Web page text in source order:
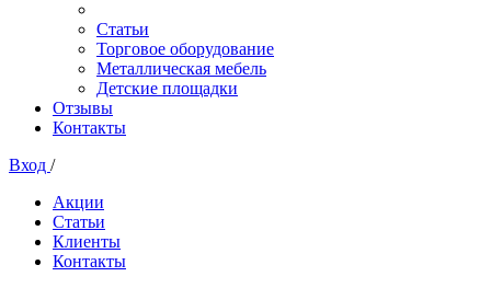
Статьи
Торговое оборудование
Металлическая мебель
Детские площадки
Отзывы
Контакты
Вход /
Акции
Статьи
Клиенты
Контакты